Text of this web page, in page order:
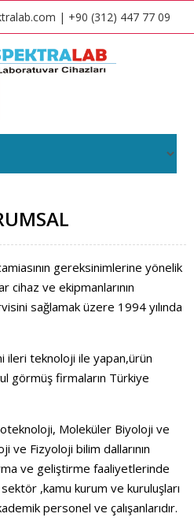
| +90 (312) 447 77 09
gereksinimlerine yönelik
ve ekipmanlarının
sağlamak üzere 1994 yılında
ileri teknoloji ile yapan,ürün
görmüş firmaların Türkiye
Moleküler Biyoloji ve
ve Fizyoloji bilim dallarının
ve geliştirme faaliyetlerinde
,kamu kurum ve kuruluşları
personel ve çalışanlarıdır.